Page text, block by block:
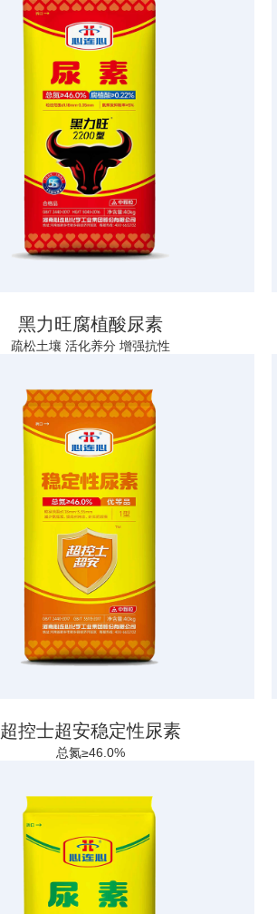
黑力旺腐植酸尿素
疏松土壤 活化养分 增强抗性
超控士超安稳定性尿素
总氮≥46.0%